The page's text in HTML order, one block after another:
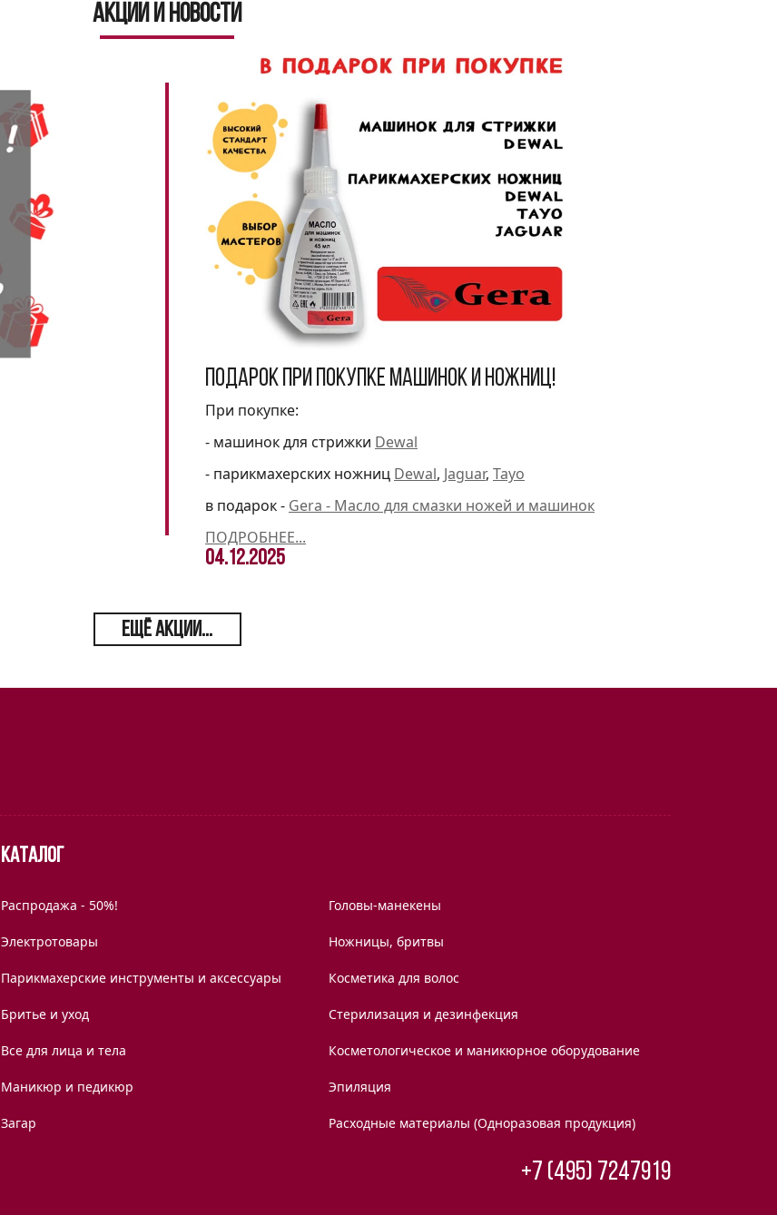
Акции и новости
Подарок при покупке машинок и ножниц!
При покупке:
- машинок для стрижки Dewal
- парикмахерских ножниц Dewal, Jaguar, Tayo
в подарок - Gera - Масло для смазки ножей и машинок
ПОДРОБНЕЕ...
04.12.2025
ЕЩЁ АКЦИИ...
Каталог
Распродажа - 50%! Головы-манекены
Электротовары Ножницы, бритвы
Парикмахерские инструменты и аксессуары Косметика для волос
Бритье и уход Стерилизация и дезинфекция
Все для лица и тела Косметологическое и маникюрное оборудование
Маникюр и педикюр Эпиляция
Загар Расходные материалы (Одноразовая продукция)
+7 (495) 7247919